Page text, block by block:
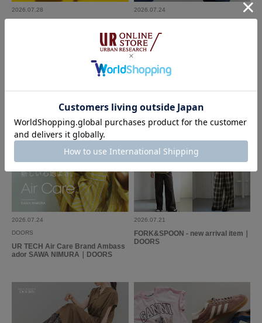
2026.07.28
That’s SUMMER RECOMMEND｜T
2026.07.24
The New Season Pre-Order｜2026
Fall Collection｜Sonny Label
2026.07.24
DOORS
UR TECH Air Care Brand Ambass
ador SAWA NIMURA｜DOORS
2026.07.21
FORK&SPOON - new arrival item｜
DOORS